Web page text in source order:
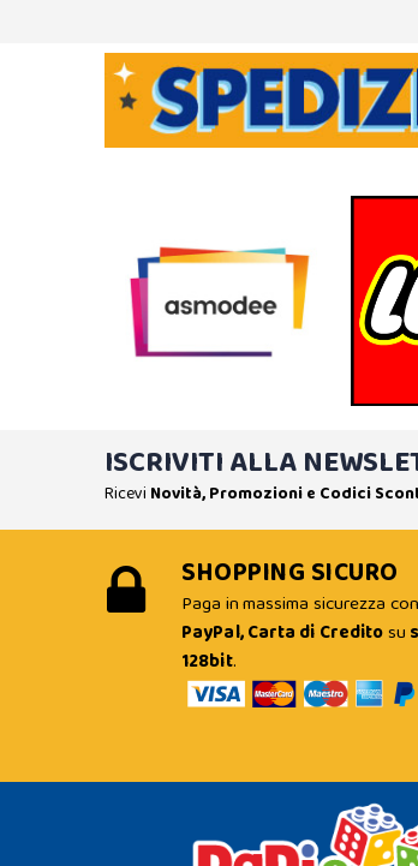
ISCRIVITI ALLA
Ricevi Novità, Promozioni e Codici
SHOPPING SICURO
Paga in massima sicurezza con
PayPal, Carta di Creditosu
128bit.